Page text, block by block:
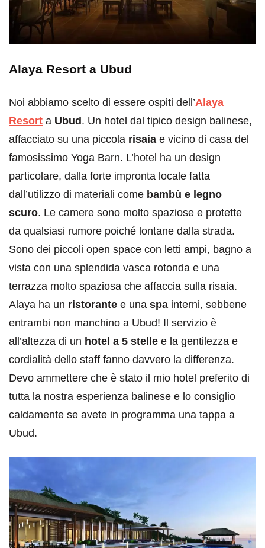
Alaya Resort a Ubud
Noi abbiamo scelto di essere ospiti dell’Alaya
Resort a Ubud. Un hotel dal tipico design balinese,
affacciato su una piccola risaia e vicino di casa del
famosissimo Yoga Barn. L’hotel ha un design
particolare, dalla forte impronta locale fatta
dall’utilizzo di materiali come bambù e legno
scuro. Le camere sono molto spaziose e protette
da qualsiasi rumore poiché lontane dalla strada.
Sono dei piccoli open space con letti ampi, bagno a
vista con una splendida vasca rotonda e una
terrazza molto spaziosa che affaccia sulla risaia.
Alaya ha un ristorante e una spa interni, sebbene
entrambi non manchino a Ubud! Il servizio è
all’altezza di un hotel a 5 stelle e la gentilezza e
cordialità dello staff fanno davvero la differenza.
Devo ammettere che è stato il mio hotel preferito di
tutta la nostra esperienza balinese e lo consiglio
caldamente se avete in programma una tappa a
Ubud.